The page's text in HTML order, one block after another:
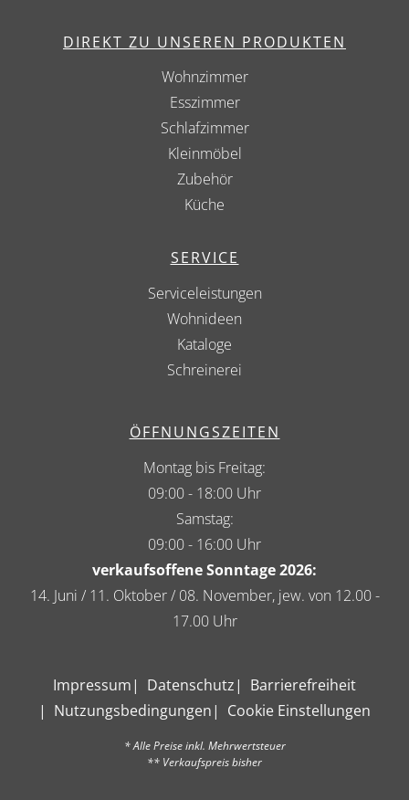
DIREKT ZU UNSEREN PRODUKTEN
Wohnzimmer
Esszimmer
Schlafzimmer
Kleinmöbel
Zubehör
Küche
SERVICE
Serviceleistungen
Wohnideen
Kataloge
Schreinerei
ÖFFNUNGSZEITEN
Montag bis Freitag:
09:00 - 18:00 Uhr
Samstag:
09:00 - 16:00 Uhr
verkaufsoffene Sonntage 2026:
14. Juni / 11. Oktober / 08. November, jew. von 12.00 -
17.00 Uhr
Impressum Datenschutz
Barrierefreiheit
Nutzungsbedingungen
Cookie Einstellungen
* Alle Preise inkl. Mehrwertsteuer
** Verkaufspreis bisher